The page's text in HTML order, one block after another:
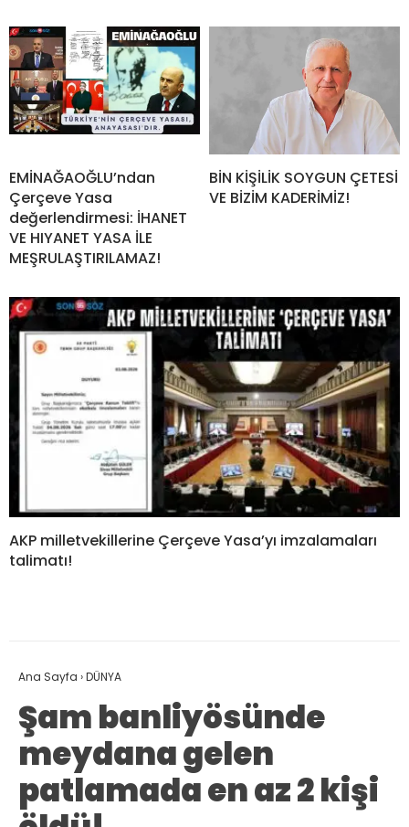
EMİNAĞAOĞLU’ndan
Çerçeve Yasa
değerlendirmesi: İHANET
VE HIYANET YASA İLE
MEŞRULAŞTIRILAMAZ!
BİN KİŞİLİK SOYGUN ÇETESİ
VE BİZİM KADERİMİZ!
AKP milletvekillerine Çerçeve Yasa’yı imzalamaları
talimatı!
Ana Sayfa ›DÜNYA
Şam banliyösünde
meydana gelen
patlamada en az 2 kişi